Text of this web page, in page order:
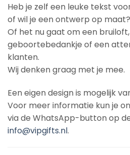
Heb je zelf een leuke tekst
of wil je een ontwerp op maat?
Of het nu gaat om een
geboortebedankje of een
klanten.
Wij denken graag met je mee.
Een eigen design is mogelijk
Voor meer informatie kun je
via de WhatsApp-button op
info@vipgifts.nl.